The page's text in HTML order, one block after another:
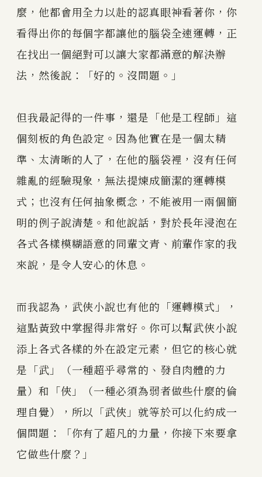
麼，他都會用全力以赴的認真眼神看著你，你
看得出你的每個字都讓他的腦袋全速運轉，正
在找出一個絕對可以讓大家都滿意的解決辦
法，然後說：「好的。沒問題。」
但我最記得的一件事，還是「他是工程師」這
個刻板的角色設定。因為他實在是一個太精
準、太清晰的人了，在他的腦袋裡，沒有任何
雜亂的經驗現象，無法提煉成簡潔的運轉模
式；也沒有任何抽象概念，不能被用一兩個簡
明的例子說清楚。和他說話，對於長年浸泡在
各式各樣模糊語意的同輩文青、前輩作家的我
來說，是令人安心的休息。
而我認為，武俠小說也有他的「運轉模式」，
這點黃致中掌握得非常好。你可以幫武俠小說
添上各式各樣的外在設定元素，但它的核心就
是「武」（一種超乎尋常的、發自肉體的力
量）和「俠」（一種必須為弱者做些什麼的倫
理自覺），所以「武俠」就等於可以化約成一
個問題：「你有了超凡的力量，你接下來要拿
它做些什麼？」